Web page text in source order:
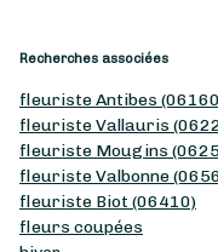
Recherches associées
fleuriste Antibes
fleuriste Vallauris
fleuriste Mougins
fleuriste Valbonne
fleuriste Biot (06410)
fleurs coupées